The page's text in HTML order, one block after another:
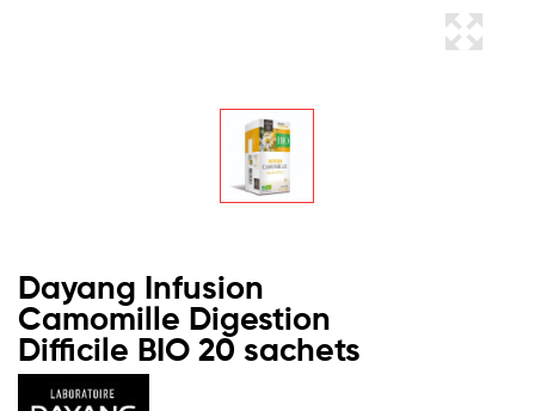
Dayang Infusion
Camomille Digestion
Difficile BIO 20 sachets